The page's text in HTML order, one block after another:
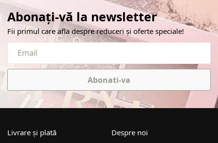
Abonați-vă la newsletter
Fii primul care afla despre reduceri și oferte speciale!
Abonati-va
Livrare și plată Despre noi